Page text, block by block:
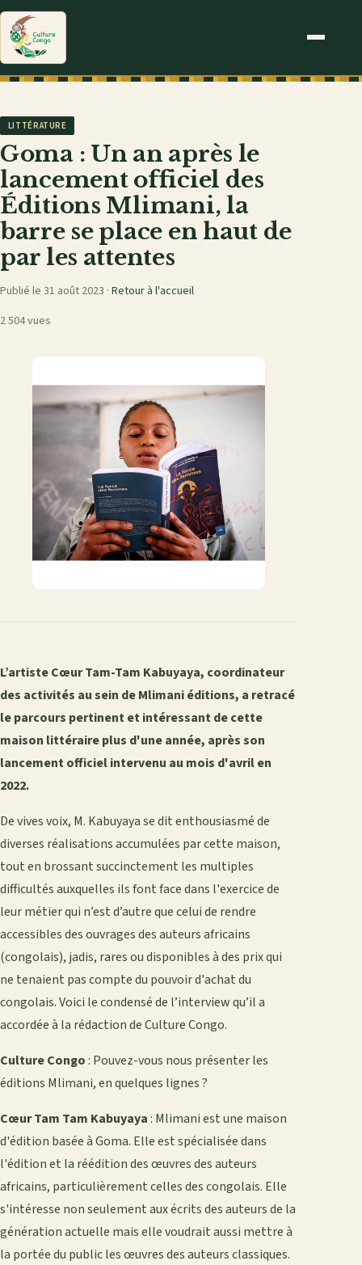
LITTÉRATURE
Goma : Un an après le
lancement officiel des
Éditions Mlimani, la
barre se place en haut de
par les attentes
Publié le 31 août 2023 · Retour à l'accueil
2 504 vues
L’artiste Cœur Tam-Tam Kabuyaya, coordinateur
des activités au sein de Mlimani éditions, a retracé
le parcours pertinent et intéressant de cette
maison littéraire plus d'une année, après son
lancement officiel intervenu au mois d'avril en
2022.
De vives voix, M. Kabuyaya se dit enthousiasmé de
diverses réalisations accumulées par cette maison,
tout en brossant succinctement les multiples
difficultés auxquelles ils font face dans l'exercice de
leur métier qui n’est d’autre que celui de rendre
accessibles des ouvrages des auteurs africains
(congolais), jadis, rares ou disponibles à des prix qui
ne tenaient pas compte du pouvoir d'achat du
congolais. Voici le condensé de l’interview qu’il a
accordée à la rédaction de Culture Congo.
Culture Congo : Pouvez-vous nous présenter les
éditions Mlimani, en quelques lignes ?
Cœur Tam Tam Kabuyaya : Mlimani est une maison
d'édition basée à Goma. Elle est spécialisée dans
l'édition et la réédition des œuvres des auteurs
africains, particulièrement celles des congolais. Elle
s'intéresse non seulement aux écrits des auteurs de la
génération actuelle mais elle voudrait aussi mettre à
la portée du public les œuvres des auteurs classiques.